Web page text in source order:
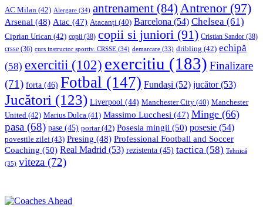
AC Milan (42) Alergare (34) antrenament (84) Antrenor(97)
Arsenal (48) Atac (47) Atacanți (40) Barcelona (54) Chelsea (61)
Ciprian Urican (42) copii (38) copii si juniori (91) Cristian Sandor (38)
crsse (36) curs instructor sportiv. CRSSE (34) demarcare (33) dribling (42) echipă
(58) exercitii (102) exercitiu (183) Finalizare
(71) forta (46) Fotbal (147) Fundași (52) jucător(53)
Jucători (123) Liverpool (44) Manchester City (40) Manchester
United (42) Marius Dulca (41) Massimo Lucchesi (47) Minge (66)
pasa (68) pase (45) portar(42) Posesia mingii (50) posesie (54)
povestile zilei (43) Presing (48) Professional Football and Soccer
Coaching (50) Real Madrid (53) rezistenta (45) tactica (58) Tehnică
(35) viteza (72)